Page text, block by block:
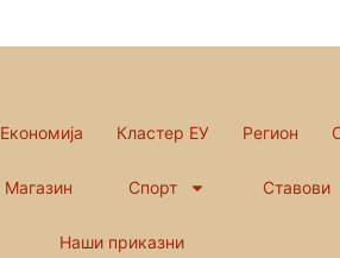
Економија Кластер ЕУ Регион
Магазин Спорт Ставови
Наши приказни